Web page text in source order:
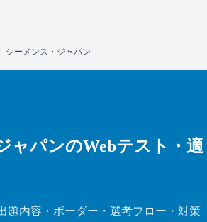
シーメンス・ジャパン
ャパンのWebテスト・適
出題内容・ボーダー・選考フロー・対策